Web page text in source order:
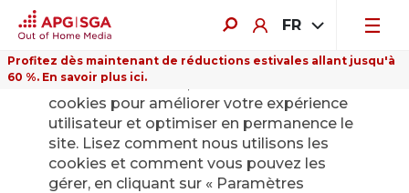
FR
Profitez dès maintenant de réductions estivales allant jusqu'à
60 %. En savoir plus ici.
Retour
Sur ce site Internet, nous utilisons des
cookies pour améliorer votre expérience
utilisateur et optimiser en permanence le
site. Lisez comment nous utilisons les
cookies et comment vous pouvez les
gérer, en cliquant sur « Paramètres